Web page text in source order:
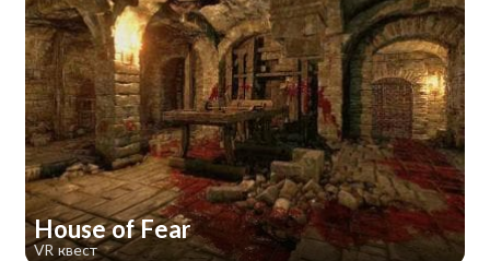
House of Fear
VR квест